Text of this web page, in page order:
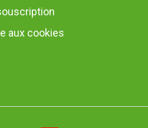
aux cookies